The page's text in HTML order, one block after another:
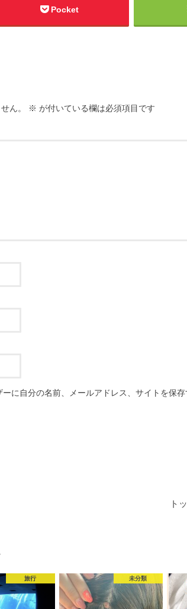
Pocket
ん。 ※ が付いている欄は必須項目です
に自分の名前、メールアドレス、サイトを保存
ト
旅行 未分類